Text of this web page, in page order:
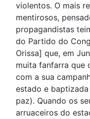
violentos. O mais
mentirosos,
propagandistas
do Partido do
Orissa] que, em
muita fanfarra que
com a sua
estado e baptizada
paz). Quando os
arruaceiros do